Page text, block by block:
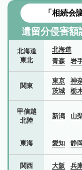
「相続会
遺留分侵害額
北海道
東北
北海道
青森
岩
関東
東京 神
茨城
栃
甲信越
北陸
新潟 山
東海 愛知 静
関西 大阪 兵